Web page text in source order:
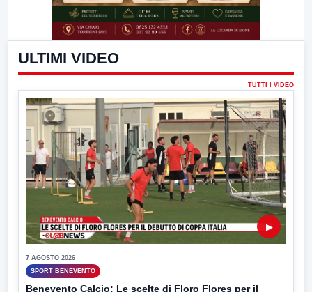
ULTIMI VIDEO
TUTTI I VIDEO
▶
7 AGOSTO 2026
SPORT BENEVENTO
Benevento Calcio: Le scelte di Floro Flores per il